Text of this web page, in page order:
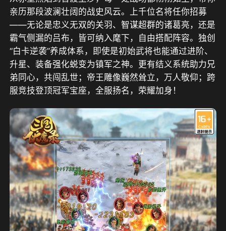
亲历那段波澜壮阔的战史风云。上千位名将任你招募
——无论是忠义无双的关羽、智谋超群的诸葛亮，还是
霸气侧漏的吕布，皆可纳入麾下，自由搭配阵容。独创
“白卡逆袭”养成体系，即使是初始武将也能通过进阶、
升星、装备强化蜕变为镇军之神。更有结义系统助力兄
弟同心，共闯乱世；帝王雕像巍然耸立，万人敬仰；跨
服竞技登顶冠军宝座，全服扬名，荣耀加身！